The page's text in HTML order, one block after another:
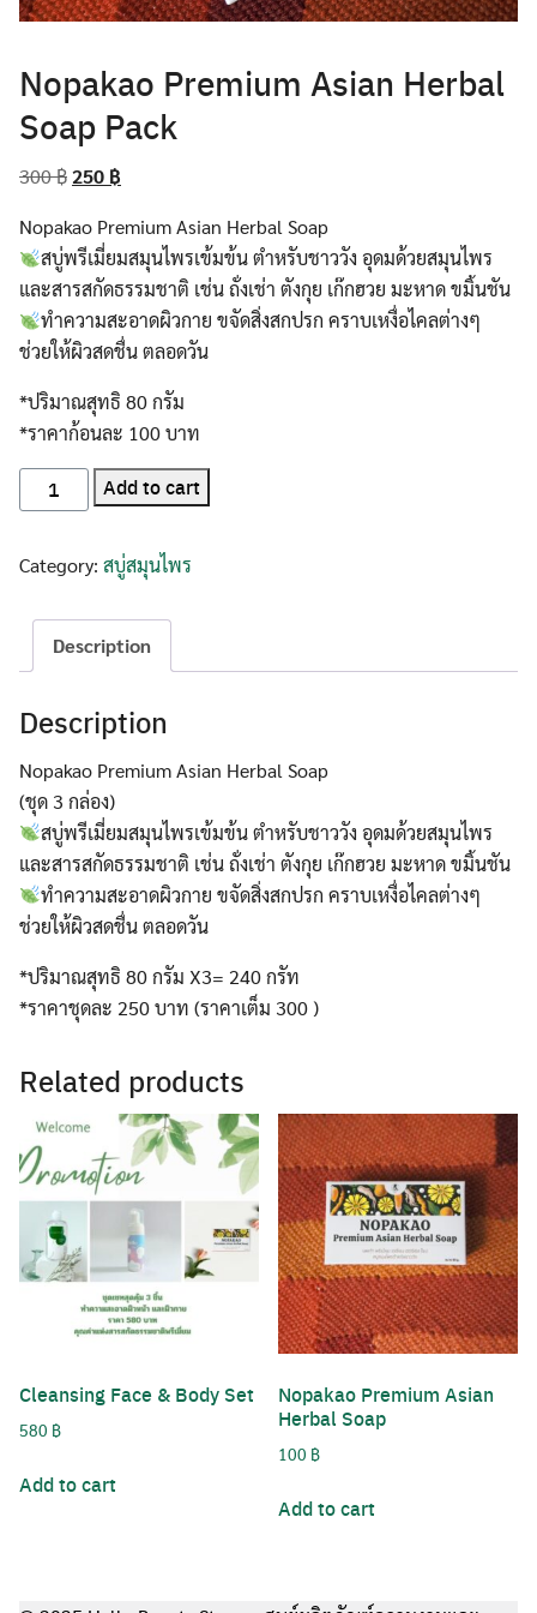
Search
for:
Nopakao Premium Asian Herbal
Soap Pack
300฿Original
was:
300 ฿.
250 ฿
is:
250 ฿.
Nopakao Premium Asian Herbal Soap
สบู่พรีเมี่ยมสมุนไพรเข้มข้น ตำหรับชาววัง อุดมด้วยสมุนไพร
และสารสกัดธรรมชาติ เช่น ถั่งเช่า ตังกุย เก๊กฮวย มะหาด ขมิ้นชัน
ทำความสะอาดผิวกาย ขจัดสิ่งสกปรก คราบเหงื่อไคลต่างๆ
ช่วยให้ผิวสดชื่น ตลอดวัน
*ปริมาณสุทธิ 80 กรัม
*ราคาก้อนละ 100 บาท
Nopakao
Premium
Herbal
Pack
quantity
Add to cart
Category: สบู่สมุนไพร
Description
Description
Nopakao Premium Asian Herbal Soap
(ชุด 3 กล่อง)
สบู่พรีเมี่ยมสมุนไพรเข้มข้น ตำหรับชาววัง อุดมด้วยสมุนไพร
และสารสกัดธรรมชาติ เช่น ถั่งเช่า ตังกุย เก๊กฮวย มะหาด ขมิ้นชัน
ทำความสะอาดผิวกาย ขจัดสิ่งสกปรก คราบเหงื่อไคลต่างๆ
ช่วยให้ผิวสดชื่น ตลอดวัน
*ปริมาณสุทธิ 80 กรัม X3= 240 กรัท
*ราคาชุดละ 250 บาท (ราคาเต็ม 300 )
Related products
Cleansing Face & Body Set
580 ฿
Add to cart
Nopakao Premium Asian
Herbal Soap
100 ฿
Add to cart
Username or Email Address
Password
Remember Me